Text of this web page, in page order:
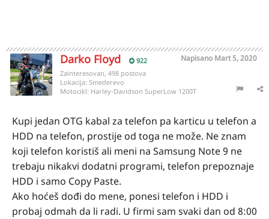
Darko Floyd 922 Napisano Mart 5, 2020
Zainteresovan, 498 postova
Lokacija: Smederevo
Motocikl: Harley-Davidson SuperLow 1200T
Kupi jedan OTG kabal za telefon pa karticu u telefon a
HDD na telefon, prostije od toga ne može. Ne znam
koji telefon koristiš ali meni na Samsung Note 9 ne
trebaju nikakvi dodatni programi, telefon prepoznaje
HDD i samo Copy Paste.
Ako hoćeš dođi do mene, ponesi telefon i HDD i
probaj odmah da li radi. U firmi sam svaki dan od 8:00